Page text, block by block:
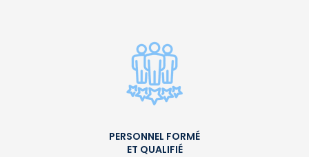
PERSONNEL FORMÉ
ET QUALIFIÉ